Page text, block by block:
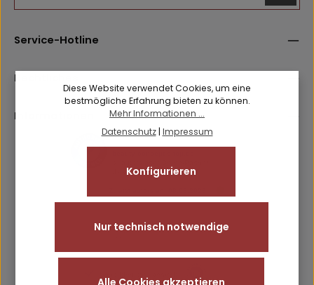
Ich habe dieDatenschutzbestimmungen
einverstanden.
Die mit einem Stern (*) markierten Felder sind
Service-Hotline
Rechtliches
Informationen
Diese Website verwendet Cookies, um eine
bestmögliche Erfahrung bieten zu können.
Mehr Informationen ...
Datenschutz| Impressum
Nur technisch notwendige
Konfigurieren